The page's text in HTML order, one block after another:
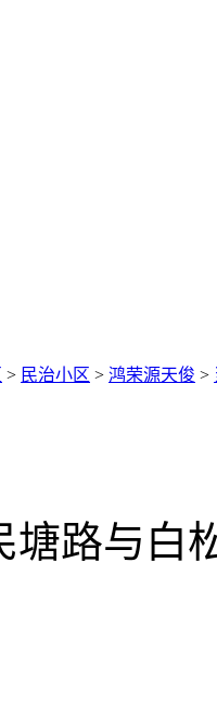
> 民治小区 > 鸿荣源天俊 >
塘路与白